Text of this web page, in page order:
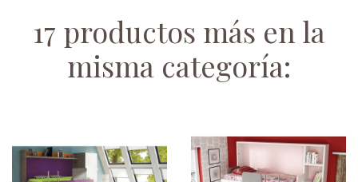
17 productos más en la
misma categoría: